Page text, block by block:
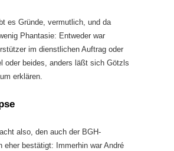
es Gründe, vermutlich, und da
Phantasie: Entweder war
im dienstlichen Auftrag oder
oder beides, anders läßt sich Götzls
erklären.
also, den auch der BGH-
eher bestätigt: Immerhin war André